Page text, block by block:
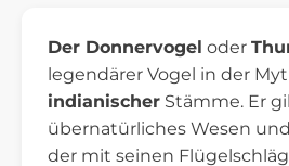
Der Donnervogel oder
legendärer Vogel in der
indianischer Stämme. Er
übernatürliches Wesen
der mit seinen